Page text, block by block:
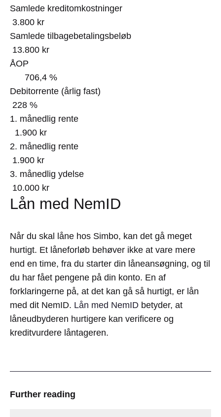
Samlede kreditomkostninger
3.800 kr
Samlede tilbagebetalingsbeløb
13.800 kr
ÅOP
706,4 %
Debitorrente (årlig fast)
228 %
1. månedlig rente
1.900 kr
2. månedlig rente
1.900 kr
3. månedlig ydelse
10.000 kr
Lån med NemID
Når du skal låne hos Simbo, kan det gå meget
hurtigt. Et låneforløb behøver ikke at vare mere
end en time, fra du starter din låneansøgning, og til
du har fået pengene på din konto. En af
forklaringerne på, at det kan gå så hurtigt, er lån
med dit NemID. Lån med NemID betyder, at
låneudbyderen hurtigere kan verificere og
kreditvurdere låntageren.
Further reading